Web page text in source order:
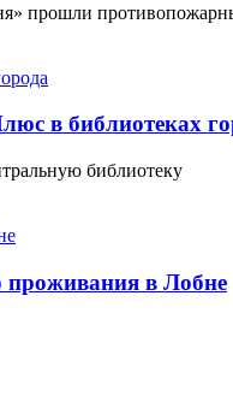
прошли
в библиотеках
библиотеку
проживания в Лобне